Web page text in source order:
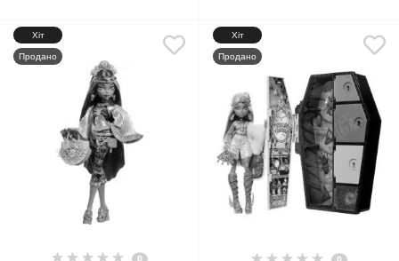
Хіт
Продано
0
Хіт
Продано